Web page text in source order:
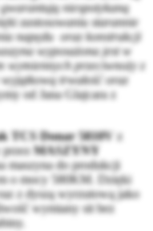
niespotykaną
zastosowaniu starannie
napędu oraz konstrukcji
wyposażona jest w
wymiennych przeciwnoży z
trwałość oraz
od Jana Glajcara z
TCS Donar 5810V z
przez MASZYNY
maszyna do produkcji
o mocy 580KM. Dzięki
z dyszą wyrzutową jako
wymiany sit bez